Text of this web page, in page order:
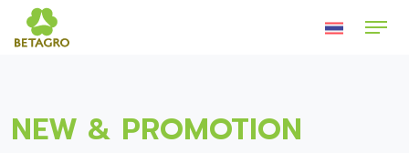
NEW & PROMOTION